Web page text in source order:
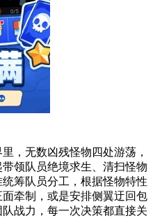
，无数凶残怪物四处游荡，
领队员绝境求生、清扫怪物
筹队员分工，根据怪物特性
牵制，或是安排侧翼迂回包
战力，每一次决策都直接关